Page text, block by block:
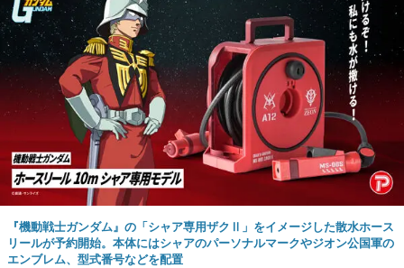
『機動戦士ガンダム』の「シャア専用ザクⅡ」をイメージした散水ホース
リールが予約開始。本体にはシャアのパーソナルマークやジオン公国軍の
エンブレム、型式番号などを配置